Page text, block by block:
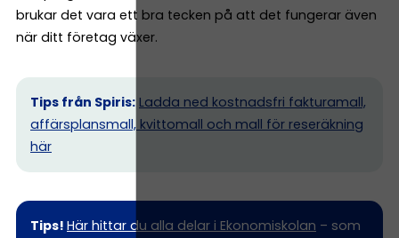
brukar det vara ett bra tecken på att det fungerar även
när ditt företag växer.
Tips från Spiris: Ladda ned kostnadsfri fakturamall,
affärsplansmall, kvittomall och mall för reseräkning
här
Tips! Här hittar du alla delar i Ekonomiskolan – som